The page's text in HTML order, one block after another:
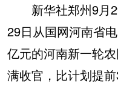
新华社郑州9月
29日从国网河南省
亿元的河南新一轮
满收官，比计划提